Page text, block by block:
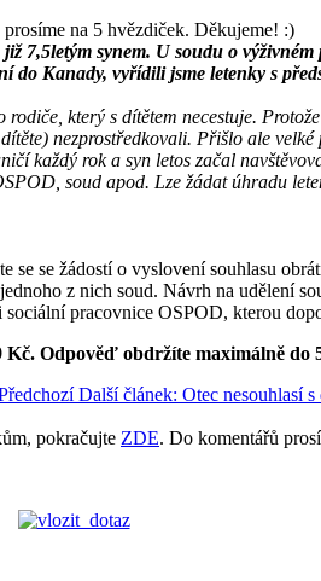
na 5 hvězdiček. Děkujeme! :)
7,5letým synem. U soudu o
do Kanady, vyřídili jsme letenky s
který s dítětem necestuje.
nezprostředkovali. Přišlo ale
každý rok a syn letos začal
soud apod. Lze žádat úhradu
se žádostí o vyslovení souhlasu
z nich soud. Návrh na udělení
pracovnice OSPOD, kterou
Kč. Odpověď obdržíte maximálně do
Další článek: Otec nesouhlasí
pokračujte ZDE. Do komentářů